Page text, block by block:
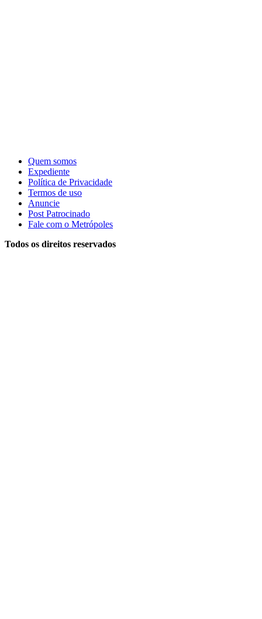
Quem somos
Expediente
Política de Privacidade
Termos de uso
Anuncie
Post Patrocinado
Fale com o Metrópoles
Todos os direitos reservados